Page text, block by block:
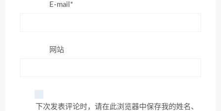
E-mail*
网站
下次发表评论时，请在此浏览器中保存我的姓名、